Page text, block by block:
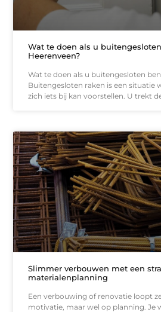
Wat te doen als u
Heerenveen?
Wat te doen als u buitengesloten
Buitengesloten raken is een situatie
zich iets bij kan voorstellen. U trekt
Slimmer verbouwen met een
materialenplanning
Een verbouwing of renovatie loopt
motivatie, maar wel op planning. Je